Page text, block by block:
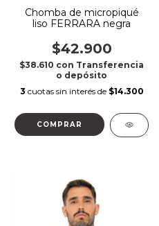
Chomba de micropiqué
liso FERRARA negra
$42.900
$38.610 con Transferencia
o depósito
3 cuotas sin interés de $14.300
COMPRAR